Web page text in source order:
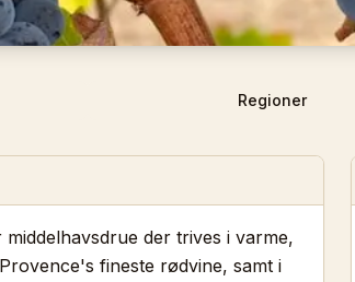
Regioner
der trives i varme,
fineste rødvine, samt i